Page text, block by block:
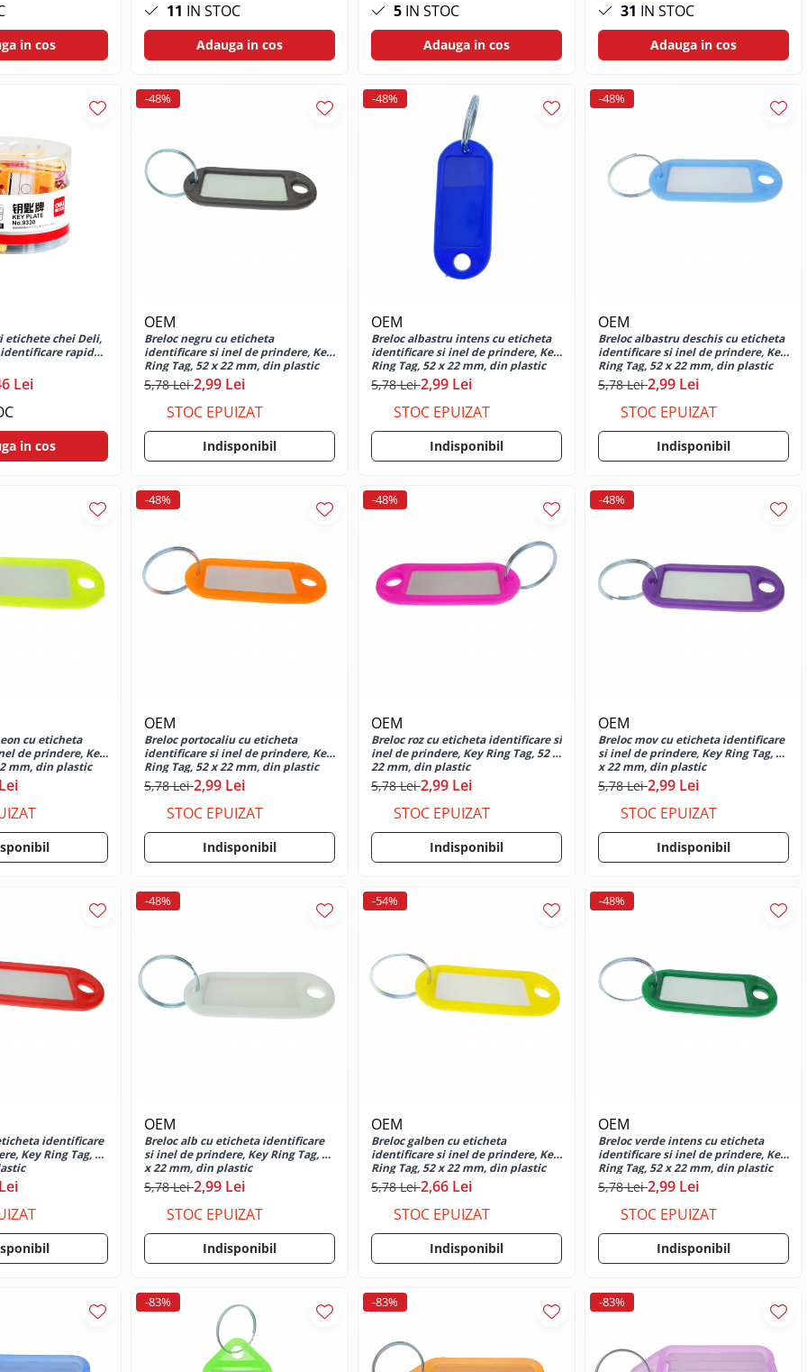
in cos
11 IN STOC
Adauga in cos
5 IN STOC
Adauga in cos
31 IN STOC
Adauga in cos
etichete chei Deli,
rapida
Lei
in cos
-48%
OEM
Breloc negru cu eticheta
identificare si inel de prindere, Key
Ring Tag, 52 x 22 mm, din plastic
5,78 Lei2,99 Lei
STOC EPUIZAT
Indisponibil
-48%
OEM
Breloc albastru intens cu eticheta
identificare si inel de prindere, Key
Ring Tag, 52 x 22 mm, din plastic
5,78 Lei2,99 Lei
STOC EPUIZAT
Indisponibil
-48%
OEM
Breloc albastru deschis cu eticheta
identificare si inel de prindere, Key
Ring Tag, 52 x 22 mm, din plastic
5,78 Lei2,99 Lei
STOC EPUIZAT
Indisponibil
cu eticheta
de prindere, Key
mm, din plastic
-48%
OEM
Breloc portocaliu cu eticheta
identificare si inel de prindere, Key
Ring Tag, 52 x 22 mm, din plastic
5,78 Lei2,99 Lei
STOC EPUIZAT
Indisponibil
-48%
OEM
Breloc roz cu eticheta identificare si
inel de prindere, Key Ring Tag, 52 x
22 mm, din plastic
5,78 Lei2,99 Lei
STOC EPUIZAT
Indisponibil
-48%
OEM
Breloc mov cu eticheta identificare
si inel de prindere, Key Ring Tag, 52
x 22 mm, din plastic
5,78 Lei2,99 Lei
STOC EPUIZAT
Indisponibil
identificare
Key Ring Tag, 52
-48%
OEM
Breloc alb cu eticheta identificare
si inel de prindere, Key Ring Tag, 52
x 22 mm, din plastic
5,78 Lei2,99 Lei
STOC EPUIZAT
Indisponibil
-54%
OEM
Breloc galben cu eticheta
identificare si inel de prindere, Key
Ring Tag, 52 x 22 mm, din plastic
5,78 Lei2,66 Lei
STOC EPUIZAT
Indisponibil
-48%
OEM
Breloc verde intens cu eticheta
identificare si inel de prindere, Key
Ring Tag, 52 x 22 mm, din plastic
5,78 Lei2,99 Lei
STOC EPUIZAT
Indisponibil
-83% -83% -83%